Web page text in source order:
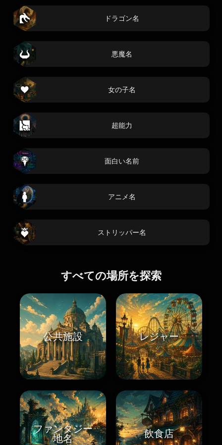
ドラゴン名
悪魔名
女の子名
超能力
面白い名前
アニメ名
ストリッパー名
すべての場所を探索
公共施設 レジャー
ファンタジー
地名
飲食店